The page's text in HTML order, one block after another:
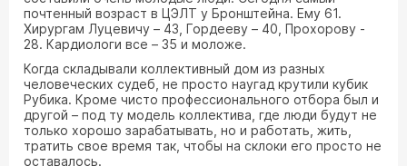
почтенный возраст в ЦЭЛТ у Бронштейна. Ему 61.
Хирургам Луцевичу – 43, Гордееву – 40, Прохорову -
28. Кардиологи все – 35 и моложе.
Когда складывали коллективный дом из разных
человеческих судеб, не просто наугад крутили кубик
Рубика. Кроме чисто профессионального отбора был и
другой – под ту модель коллектива, где люди будут не
только хорошо зарабатывать, но и работать, жить,
тратить свое время так, чтобы на склоки его просто не
оставалось.